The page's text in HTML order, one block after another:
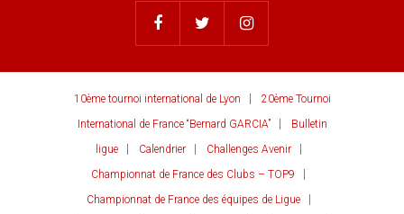
10ème tournoi international de Lyon
20ème Tournoi
International de France “Bernard GARCIA”
Bulletin
ligue
Calendrier
Challenges Avenir
Championnat de France des Clubs – TOP9
Championnat de France des équipes de Ligue